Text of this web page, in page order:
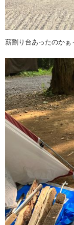
薪割り台あったのかぁ